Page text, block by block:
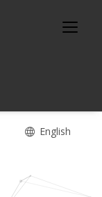
English